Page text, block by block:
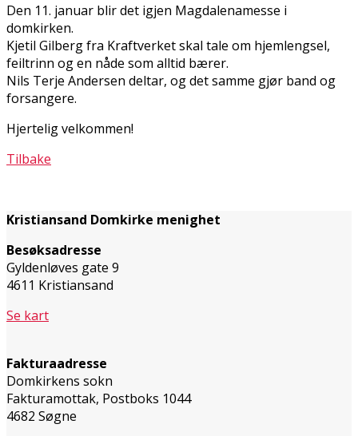
Den 11. januar blir det igjen Magdalenamesse i
domkirken.
Kjetil Gilberg fra Kraftverket skal tale om hjemlengsel,
feiltrinn og en nåde som alltid bærer.
Nils Terje Andersen deltar, og det samme gjør band og
forsangere.
Hjertelig velkommen!
Tilbake
Kristiansand Domkirke menighet
Besøksadresse
Gyldenløves gate 9
4611 Kristiansand
Se kart
Fakturaadresse
Domkirkens sokn
Fakturamottak, Postboks 1044
4682 Søgne